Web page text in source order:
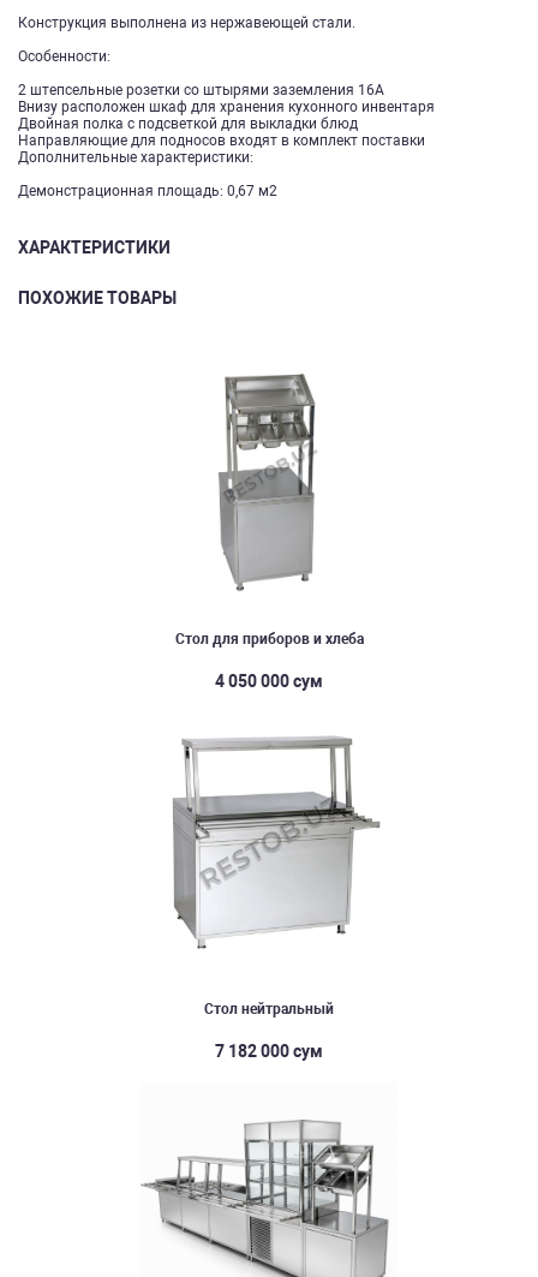
Конструкция выполнена из нержавеющей стали.
Особенности:
2 штепсельные розетки со штырями заземления 16А
Внизу расположен шкаф для хранения кухонного инвентаря
Двойная полка с подсветкой для выкладки блюд
Направляющие для подносов входят в комплект поставки
Дополнительные характеристики:
Демонстрационная площадь: 0,67 м2
ХАРАКТЕРИСТИКИ
ПОХОЖИЕ ТОВАРЫ
Стол для приборов и хлеба
4 050 000 сум
Стол нейтральный
7 182 000 сум